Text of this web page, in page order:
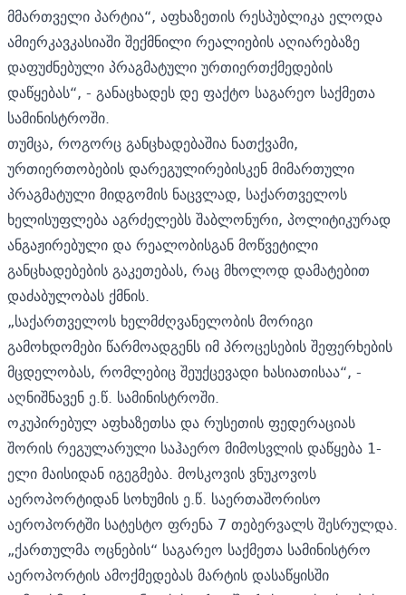
მმართველი პარტია“, აფხაზეთის რესპუბლიკა ელოდა
ამიერკავკასიაში შექმნილი რეალიების აღიარებაზე
დაფუძნებული პრაგმატული ურთიერთქმედების
დაწყებას“, - განაცხადეს დე ფაქტო საგარეო საქმეთა
სამინისტროში.
თუმცა, როგორც განცხადებაშია ნათქვამი,
ურთიერთობების დარეგულირებისკენ მიმართული
პრაგმატული მიდგომის ნაცვლად, საქართველოს
ხელისუფლება აგრძელებს შაბლონური, პოლიტიკურად
ანგაჟირებული და რეალობისგან მოწვეტილი
განცხადებების გაკეთებას, რაც მხოლოდ დამატებით
დაძაბულობას ქმნის.
„საქართველოს ხელმძღვანელობის მორიგი
გამოხდომები წარმოადგენს იმ პროცესების შეფერხების
მცდელობას, რომლებიც შეუქცევადი ხასიათისაა“, -
აღნიშნავენ ე.წ. სამინისტროში.
ოკუპირებულ აფხაზეთსა და რუსეთის ფედერაციას
შორის რეგულარული საჰაერო მიმოსვლის დაწყება 1-
ელი მაისიდან იგეგმება. მოსკოვის ვნუკოვოს
აეროპორტიდან სოხუმის ე.წ. საერთაშორისო
აეროპორტში სატესტო ფრენა 7 თებერვალს შესრულდა.
„ქართულმა ოცნების“ საგარეო საქმეთა სამინისტრო
აეროპორტის ამოქმედებას მარტის დასაწყისში